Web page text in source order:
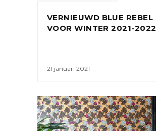
VERNIEUWD BLUE REBEL
VOOR WINTER 2021-2022
21 januari 2021